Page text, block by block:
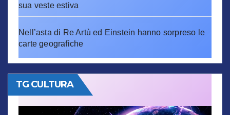
sua veste estiva
Nell’asta di Re Artù ed Einstein hanno sorpreso le
carte geografiche
TG CULTURA